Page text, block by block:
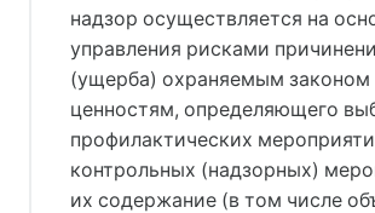
надзор осуществляется на
управления рисками
(ущерба) охраняемым законом
ценностям, определяющего
профилактических
контрольных (надзорных)
их содержание (в том числе